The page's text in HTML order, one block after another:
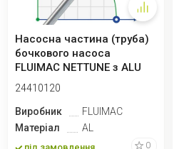
Насосна частина (труба)
бочкового насоса
FLUIMAC NETTUNE з ALU
(вал AISI 316)...
24410120
Виробник
FLUIMAC
Матеріал
AL
0